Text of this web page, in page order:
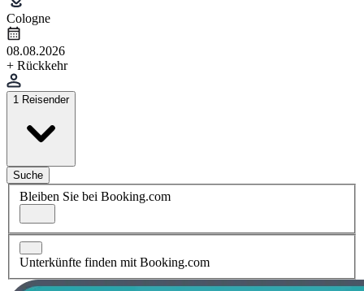
Cologne
08.08.2026
+ Rückkehr
1 Reisender
Suche
Bleiben Sie bei Booking.com
Unterkünfte finden mit Booking.com